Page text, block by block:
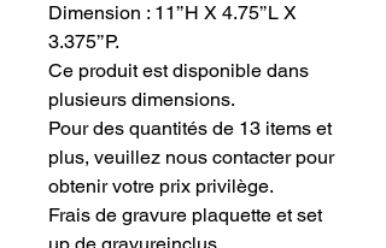
Dimension : 11’’H X 4.75’’L X
3.375’’P.
Ce produit est disponible dans
plusieurs dimensions.
Pour des quantités de 13 items et
plus, veuillez nous contacter pour
obtenir votre prix privilège.
Frais de gravure plaquette et set